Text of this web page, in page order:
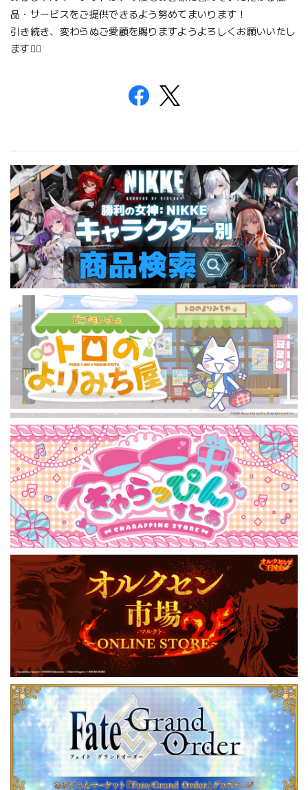
品・サービスをご提供できるよう努めてまいります！
引き続き、変わらぬご愛顧を賜りますようよろしくお願いいたし
ます🙇‍♀️